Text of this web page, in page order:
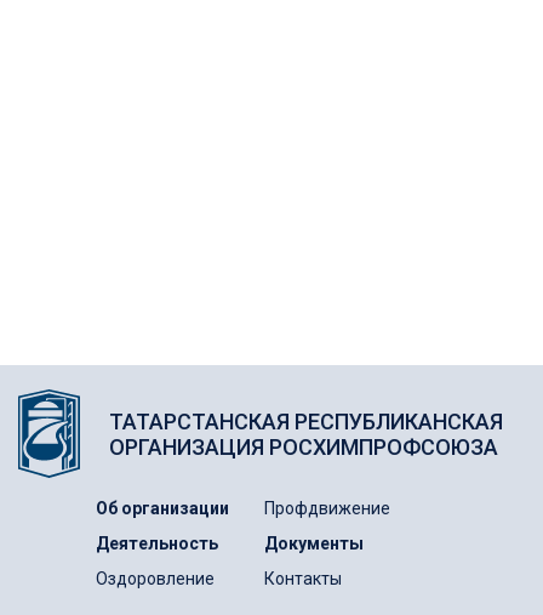
ТАТАРСТАНСКАЯ РЕСПУБЛИКАНСКАЯ
ОРГАНИЗАЦИЯ РОСХИМПРОФСОЮЗА
Об организации
Профдвижение
Деятельность
Документы
Оздоровление
Контакты